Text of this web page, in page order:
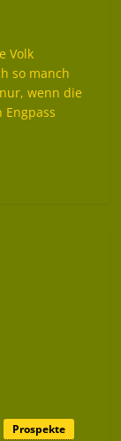
Volk
so manch
wenn die
Prospekte